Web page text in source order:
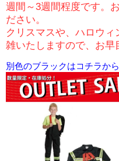
週間～3週間程度です。
ださい。
クリスマスや、ハロウ
雑いたしますので、お早
別色のブラックはコチラか